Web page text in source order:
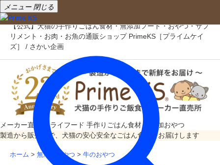
メニュー 閉じる
【公式】犬猫の手作りごはん食材・無添加フード・おやつ・サプ
リメント・お肉・お魚の通販ショップ PrimeKS［プライムケイ
ズ］ / さかい企画
メーカー直売 ドライフード 手作りごはん食材
無添加おやつ
製造から販売まで、犬猫の安心安全なごはん食材をお届けします
ホーム > 無添加おやつ > 牛のおやつ